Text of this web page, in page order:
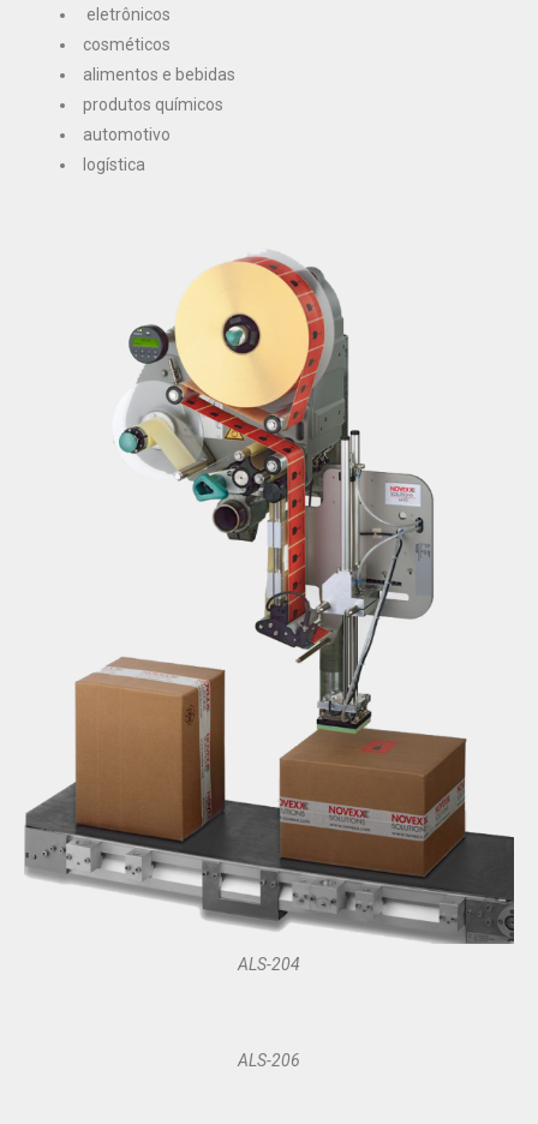
eletrônicos
cosméticos
alimentos e bebidas
produtos químicos
automotivo
logística
ALS-204
ALS-206